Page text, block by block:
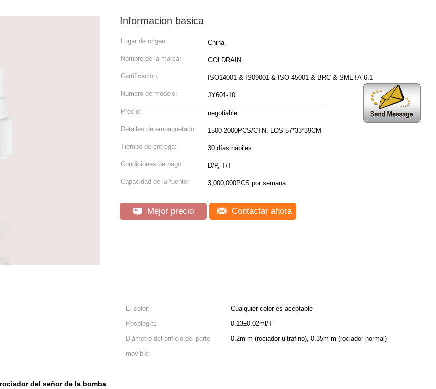
Informacion basica
Lugar de origen: China
Nombre de la marca: GOLDRAIN
Certificación: ISO14001 & IS09001 & ISO 45001 & BRC & SMETA 6.1
Número de modelo: JY601-10
Precio: negotiable
Detalles de empaquetado: 1500-2000PCS/CTN, LOS 57*33*39CM
Tiempo de entrega: 30 días hábiles
Condiciones de pago: D/P, T/T
Capacidad de la fuente: 3,000,000PCS por semana
Mejor precio Contactar ahora
El color:
Cualquier color es aceptable
Posología:
0.13±0.02ml/T
Diámetro del orificio del parte
movible:
0.2m m (rociador ultrafino), 0.35m m (rociador normal)
rociador del señor de la bomba